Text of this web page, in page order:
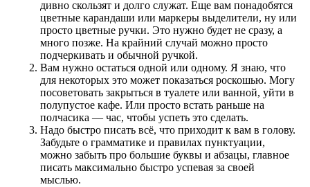
дивно скользят и долго служат. Еще вам понадобятся
цветные карандаши или маркеры выделители, ну или
просто цветные ручки. Это нужно будет не сразу, а
много позже. На крайний случай можно просто
подчеркивать и обычной ручкой.
Вам нужно остаться одной или одному. Я знаю, что
для некоторых это может показаться роскошью. Могу
посоветовать закрыться в туалете или ванной, уйти в
полупустое кафе. Или просто встать раньше на
полчасика — час, чтобы успеть это сделать.
Надо быстро писать всё, что приходит к вам в голову.
Забудьте о грамматике и правилах пунктуации,
можно забыть про большие буквы и абзацы, главное
писать максимально быстро успевая за своей
мыслью.